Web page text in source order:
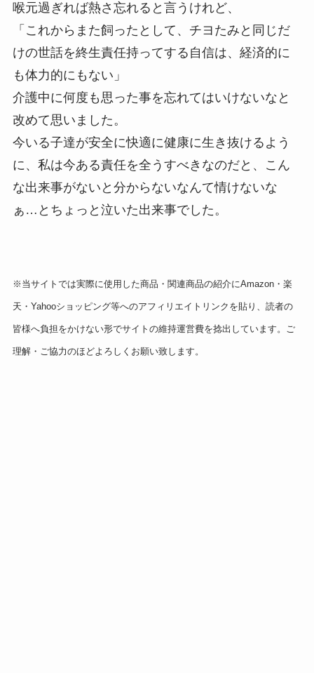
喉元過ぎれば熱さ忘れると言うけれど、
「これからまた飼ったとして、チヨたみと同じだ
けの世話を終生責任持ってする自信は、経済的に
も体力的にもない」
介護中に何度も思った事を忘れてはいけないなと
改めて思いました。
今いる子達が安全に快適に健康に生き抜けるよう
に、私は今ある責任を全うすべきなのだと、こん
な出来事がないと分からないなんて情けないな
ぁ…とちょっと泣いた出来事でした。
※当サイトでは実際に使用した商品・関連商品の紹介にAmazon・楽
天・Yahooショッピング等へのアフィリエイトリンクを貼り、読者の
皆様へ負担をかけない形でサイトの維持運営費を捻出しています。ご
理解・ご協力のほどよろしくお願い致します。